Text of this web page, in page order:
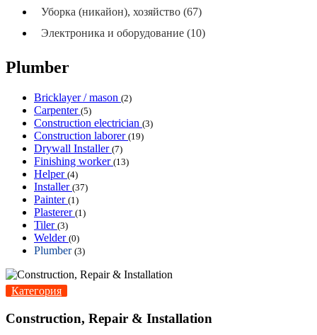
Уборка (никайон), хозяйство (67)
Электроника и оборудование (10)
Plumber
Bricklayer / mason (2)
Carpenter (5)
Construction electrician (3)
Construction laborer (19)
Drywall Installer (7)
Finishing worker (13)
Helper (4)
Installer (37)
Painter (1)
Plasterer (1)
Tiler (3)
Welder (0)
Plumber (3)
Категория
Construction, Repair & Installation